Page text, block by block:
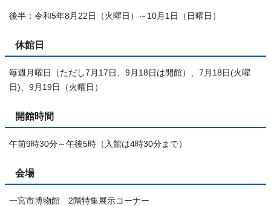
後半：令和5年8月22日（火曜日）～10月1日（日曜日）
休館日
毎週月曜日（ただし7月17日、9月18日は開館）、7月18日(火曜
日)、9月19日（火曜日）
開館時間
午前9時30分～午後5時（入館は4時30分まで）
会場
一宮市博物館 2階特集展示コーナー